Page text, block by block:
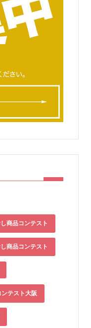
商品コンテスト
商品コンテスト
テスト大阪